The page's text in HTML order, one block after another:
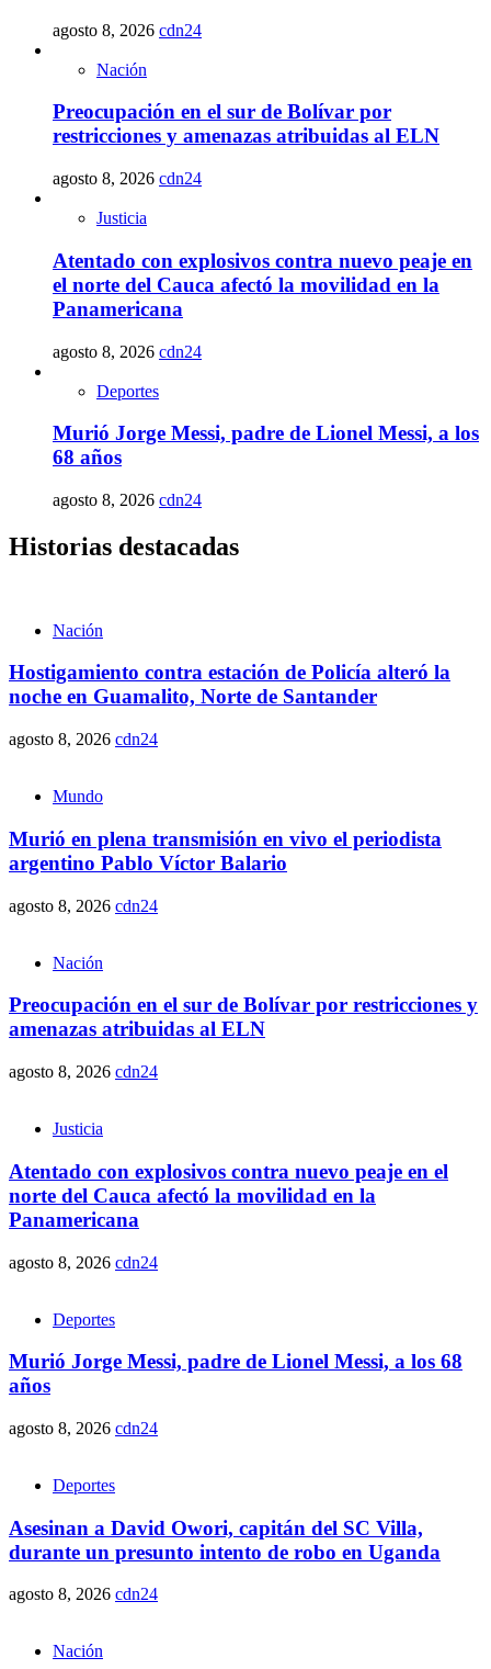
agosto 8, 2026 cdn24
Nación
Preocupación en el sur de Bolívar por
restricciones y amenazas atribuidas al ELN
agosto 8, 2026 cdn24
Justicia
Atentado con explosivos contra nuevo peaje en
el norte del Cauca afectó la movilidad en la
Panamericana
agosto 8, 2026 cdn24
Deportes
Murió Jorge Messi, padre de Lionel Messi, a los
68 años
agosto 8, 2026 cdn24
Historias destacadas
Nación
Hostigamiento contra estación de Policía alteró la
noche en Guamalito, Norte de Santander
agosto 8, 2026 cdn24
Mundo
Murió en plena transmisión en vivo el periodista
argentino Pablo Víctor Balario
agosto 8, 2026 cdn24
Nación
Preocupación en el sur de Bolívar por restricciones y
amenazas atribuidas al ELN
agosto 8, 2026 cdn24
Justicia
Atentado con explosivos contra nuevo peaje en el
norte del Cauca afectó la movilidad en la
Panamericana
agosto 8, 2026 cdn24
Deportes
Murió Jorge Messi, padre de Lionel Messi, a los 68
años
agosto 8, 2026 cdn24
Deportes
Asesinan a David Owori, capitán del SC Villa,
durante un presunto intento de robo en Uganda
agosto 8, 2026 cdn24
Nación